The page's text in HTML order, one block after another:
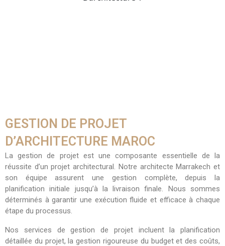
GESTION DE PROJET
D’ARCHITECTURE MAROC
La gestion de projet est une composante essentielle de la
réussite d’un projet architectural. Notre architecte Marrakech et
son équipe assurent une gestion complète, depuis la
planification initiale jusqu’à la livraison finale. Nous sommes
déterminés à garantir une exécution fluide et efficace à chaque
étape du processus.
Nos services de gestion de projet incluent la planification
détaillée du projet, la gestion rigoureuse du budget et des coûts,